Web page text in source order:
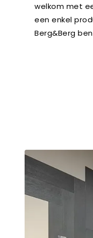
welkom met
een enkel
Berg&Berg